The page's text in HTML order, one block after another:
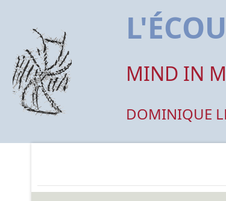
MIND IN
DOMINIQUE